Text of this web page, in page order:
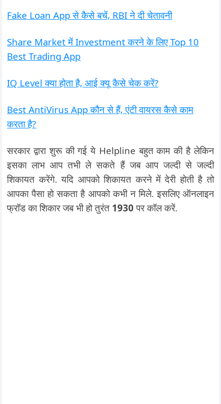
Fake Loan App से कैसे बचें, RBI ने दी चेतावनी
Share Market में Investment करने के लिए Top 10
Best Trading App
IQ Level क्या होता है, आई क्यू कैसे चेक करें?
Best AntiVirus App कौन से हैं, एंटी वायरस कैसे काम
करता है?
सरकार द्वारा शुरू की गई ये Helpline बहुत काम की है लेकिन
इसका लाभ आप तभी ले सकते हैं जब आप जल्दी से जल्दी
शिकायत करेंगे. यदि आपको शिकायत करने में देरी होती है तो
आपका पैसा हो सकता है आपको कभी न मिले. इसलिए ऑनलाइन
फ्रॉड का शिकार जब भी हो तुरंत 1930 पर कॉल करें.